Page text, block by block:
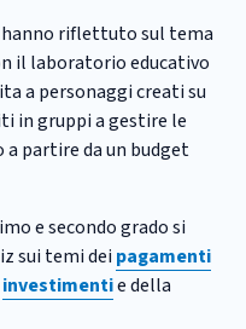
riflettuto sul tema
il laboratorio educativo
a personaggi creati su
in gruppi a gestire le
partire da un budget
e secondo grado si
sui temi dei pagamenti
investimentie della